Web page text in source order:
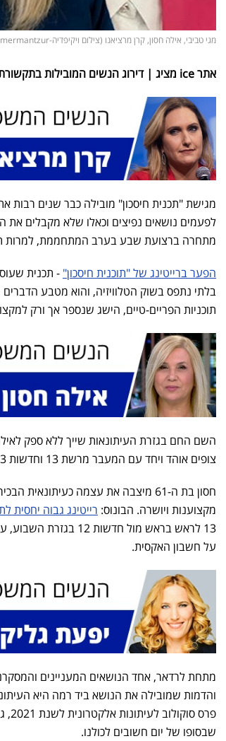
מגי טביבי, אילה חסון, קרן מרציאנו (צילום ויקיפדיה-Omermantzur, מסך 13, ויקיפדיה- אייל בן יעיש, shutterstock)
אתר ice מציג | דירוג הנשים המובילות בתקשורת הישראלית
מגישת "תכנית חיסכון" מובילה כבר שנים רבות
מתחרה ברצועת שבע בערב המתחממת, למרות
הפער ברייטינג של "תוכנית חיסכון" - תכנית
בלתי נתפס בשוק הטלוויזיה, והוא מטבע
תוכניות הפריים-טיים, הישג שנספר אך ורק
השם החם בגזרת העיתונאות שייך ללא ספק
צופים אוהד ויחד עם המעבר מרשת 13 וחדשות 13 אל עבר תאגיד השידור הציבורי.
חסון בת ה-61 מיצבה את עצמה
מקצוענות ויושרה. הבונוס: רייטינג גבוה יחסית
על חשבון האקסית.
מתחת לרדאר, אחד הנושאים המעניינים
שבסופו של יום חשובים לכולנו.